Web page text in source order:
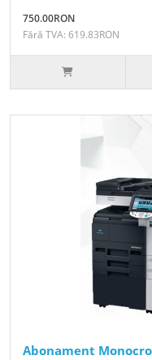
750.00RON
Fără TVA: 619.83RON
Abonament